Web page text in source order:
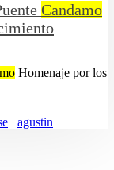
Candamo
Homenaje por los
agustin